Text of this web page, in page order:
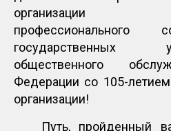
организации
профессионального
общественного
Федерации со 105-
организации!
Путь, пройденный